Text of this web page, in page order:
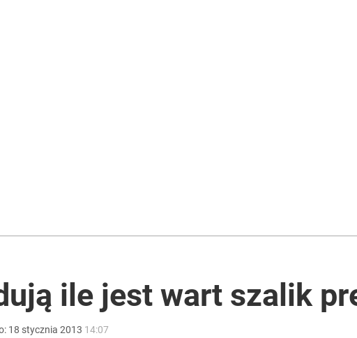
„Cała Europa nam go zazdrości”
ma własny komitet
ile jest wart szalik
18 stycznia 2013 14:07